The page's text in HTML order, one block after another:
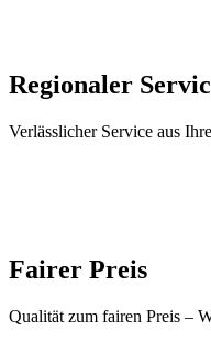
Regionaler
Verlässlicher Service aus
Fairer Preis
Qualität zum fairen Preis –